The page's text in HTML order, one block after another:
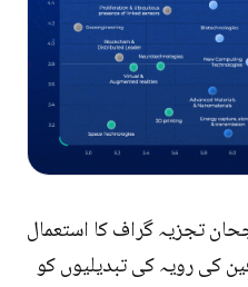
تجزیہ گراف کا استعمال
کی رویہ کی تبدیلیوں کو